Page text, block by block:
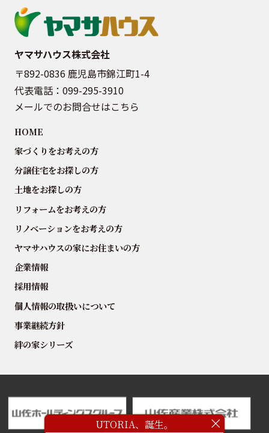
ヤマサハウス株式会社
〒892-0836 鹿児島市錦江町1-4
代表電話： 099-295-3910
メールでのお問合せはこちら
HOME
家づくりをお考えの方
分譲住宅をお探しの方
土地をお探しの方
リフォームをお考えの方
リノベーションをお考えの方
ヤマサハウスの家にお住まいの方
企業情報
採用情報
個人情報の取扱いについて
事業継続方針
絆の家シリーズ
UTORIA、誕生。